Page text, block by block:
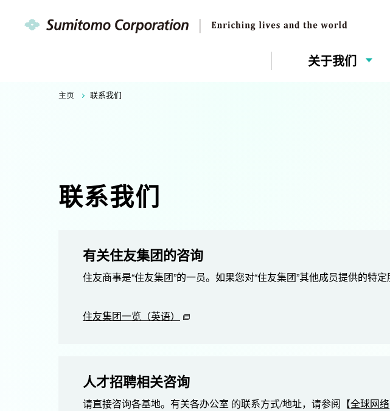
关于我们
主页 联系我们
联系我们
有关住友集团的咨询
住友商事是“住友集团”的一员。如果您对“住友集团”其他成员提供的特
住友集团一览（英语）
人才招聘相关咨询
请直接咨询各基地。有关各办公室 的联系方式/地址，请参阅【全球网络